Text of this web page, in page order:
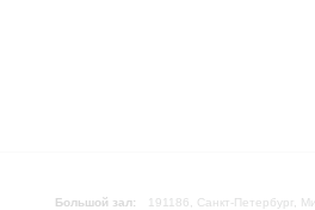
Большой зал:
191186, Санкт-Петербург,